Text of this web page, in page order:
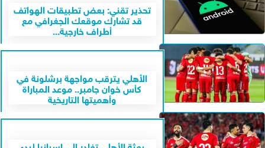
تحذير تقني: بعض تطبيقات الهواتف
قد تشارك موقعك الجغرافي مع
أطراف خارجية...
الأهلي يترقب مواجهة برشلونة في
كأس خوان جامبر.. موعد المباراة
وأهميتها التاريخية